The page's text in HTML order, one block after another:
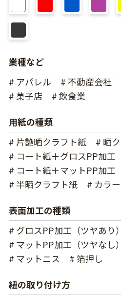
業種など
# アパレル
# 不動産会社
# 菓子店
# 飲食業
用紙の種類
# 片艶晒クラフト紙
# 晒
# コート紙＋グロスPP加工
# コート紙＋マットPP加工
# 半晒クラフト紙
# カラ
表面加工の種類
# グロスPP加工（ツヤあり）
# マットPP加工（ツヤなし）
# マットニス
# 箔押し
紐の取り付け方